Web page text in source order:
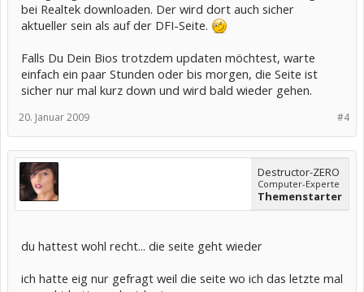
bei Realtek downloaden. Der wird dort auch sicher
aktueller sein als auf der DFI-Seite.
Falls Du Dein Bios trotzdem updaten möchtest, warte
einfach ein paar Stunden oder bis morgen, die Seite ist
sicher nur mal kurz down und wird bald wieder gehen.
#4
20. Januar 2009
Destructor-ZERO
Computer-Experte
Themenstarter
du hattest wohl recht... die seite geht wieder
ich hatte eig nur gefragt weil die seite wo ich das letzte mal